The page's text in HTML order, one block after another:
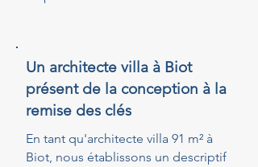
Un architecte villa à Biot
présent de la conception à la
remise des clés
En tant qu'architecte villa 91 m² à
Biot, nous établissons un descriptif